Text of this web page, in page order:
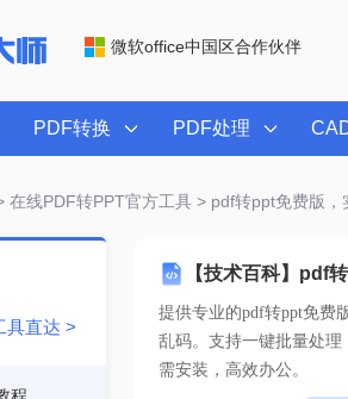
微软office中国区合作伙伴
PDF转换 PDF处理
在线PDF转PPT官方工具> pdf转ppt免费版，
【技术百科】pdf
提供专业的pdf转ppt免费
需安装，高效办公。
具直达 >